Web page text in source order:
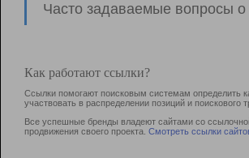
Часто задаваемые вопросы о
Как работают ссылки?
Ссылки помогают поисковым системам определить
участвовать в раcпределении позиций и поискового
Все успешные бренды владеют сайтами со
продвижения своего проекта. Смотреть ссылки